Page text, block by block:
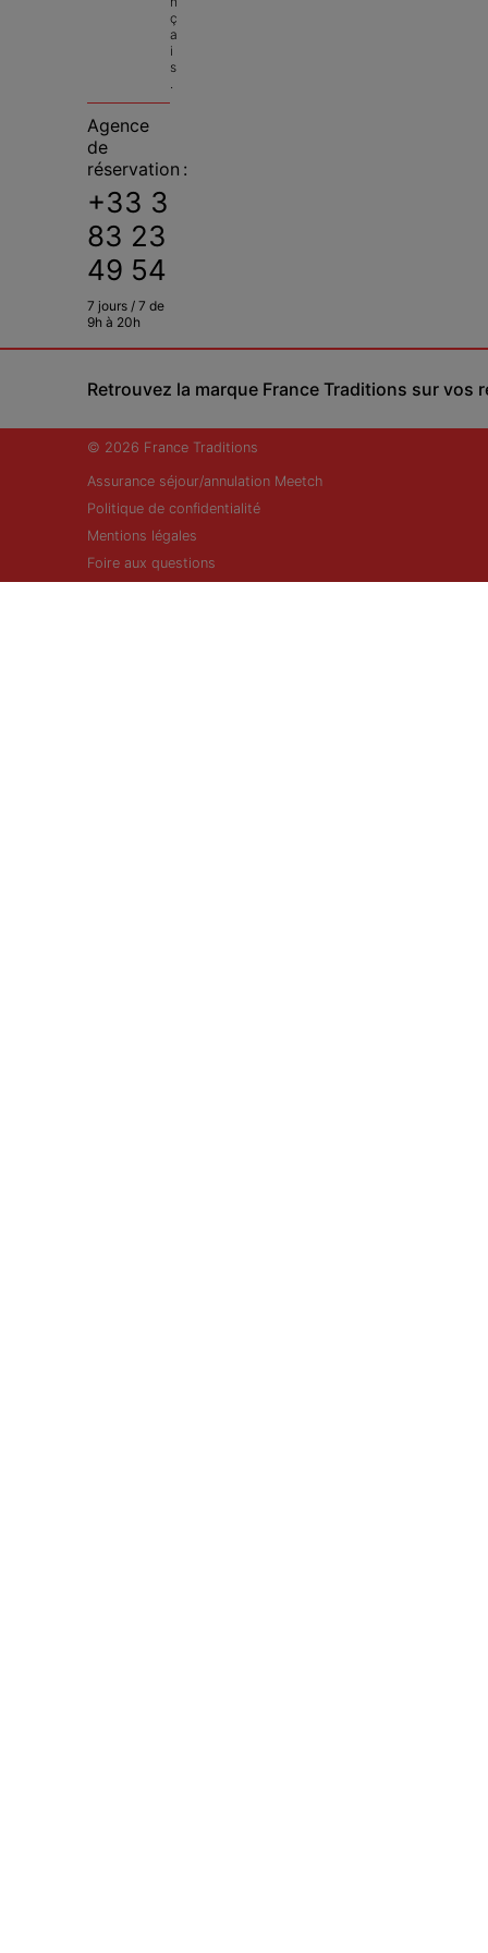
ç
a
i
s
.
Agence
de
réservation :
+33 3
83 23
49 54
7 jours / 7 de
9h à 20h
Retrouvez la marque France Traditions sur vos
© 2026 France Traditions
Assurance séjour/annulation Meetch
Politique de confidentialité
Mentions légales
Foire aux questions